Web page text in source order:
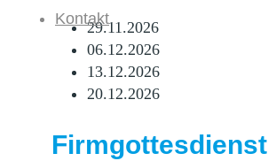
Kontakt29.11.2026
06.12.2026
13.12.2026
20.12.2026
Firmgottesdienst